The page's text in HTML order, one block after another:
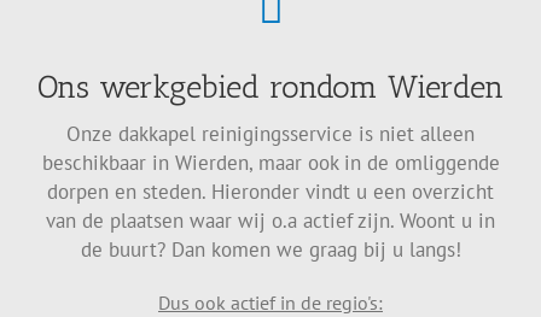
Ons werkgebied rondom Wierden
Onze dakkapel reinigingsservice is niet alleen
beschikbaar in Wierden, maar ook in de omliggende
dorpen en steden. Hieronder vindt u een overzicht
van de plaatsen waar wij o.a actief zijn. Woont u in
de buurt? Dan komen we graag bij u langs!
Dus ook actief in de regio's: